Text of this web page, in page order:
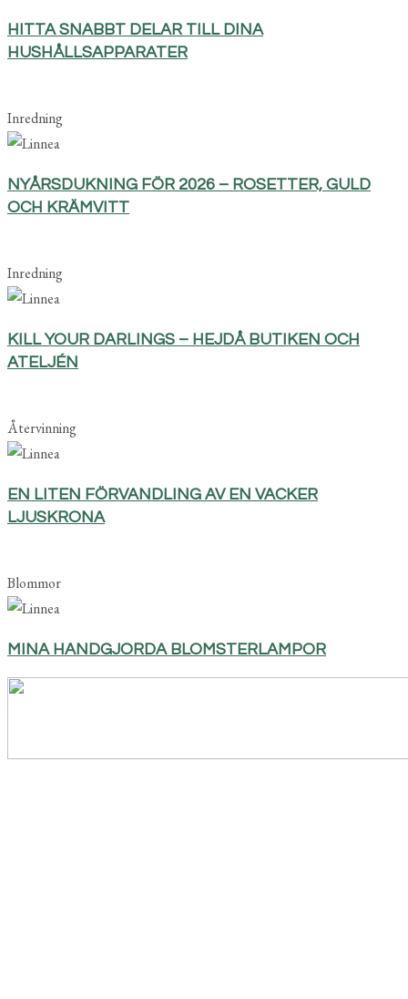
HITTA SNABBT DELAR TILL DINA
HUSHÅLLSAPPARATER
Inredning
NYÅRSDUKNING FÖR 2026 – ROSETTER, GULD
OCH KRÄMVITT
Inredning
KILL YOUR DARLINGS – HEJDÅ BUTIKEN OCH
ATELJÉN
Återvinning
EN LITEN FÖRVANDLING AV EN VACKER
LJUSKRONA
Blommor
MINA HANDGJORDA BLOMSTERLAMPOR